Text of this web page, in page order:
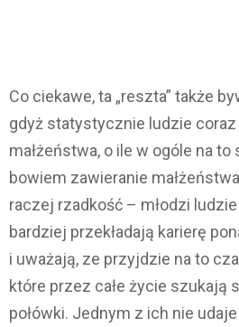
Co ciekawe, ta „reszta” także
gdyż statystycznie ludzie
małżeństwa, o ile w ogóle na
bowiem zawieranie
raczej rzadkość – młodzi
bardziej przekładają karierę
i uważają, ze przyjdzie na to
które przez całe życie szukają
połówki. Jednym z ich nie